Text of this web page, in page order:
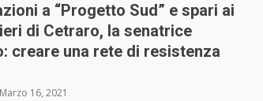
a “Progetto Sud” e spari ai
di Cetraro, la senatrice
creare una rete di resistenza
Marzo 16, 2021